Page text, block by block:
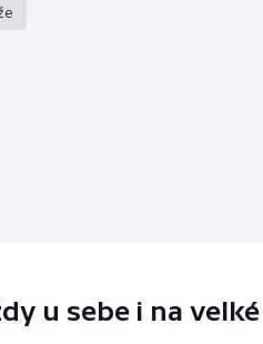
u sebe i na velké